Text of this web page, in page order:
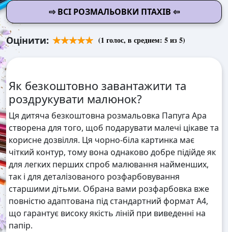
⇨ ВСІ РОЗМАЛЬОВКИ ПТАХІВ ⇦
Оцінити: (1 голос, в среднем: 5из 5)
Як безкоштовно завантажити та
роздрукувати малюнок?
Ця дитяча безкоштовна розмальовка Папуга Ара
створена для того, щоб подарувати малечі цікаве та
корисне дозвілля. Ця чорно-біла картинка має
чіткий контур, тому вона однаково добре підійде як
для легких перших спроб малювання найменших,
так і для деталізованого розфарбовування
старшими дітьми. Обрана вами розфарбовка вже
повністю адаптована під стандартний формат А4,
що гарантує високу якість ліній при виведенні на
папір.